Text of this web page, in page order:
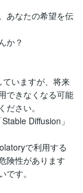
あなたの希望を伝
か？
いますが、将来
できなくなる可能
さい。
Diffusion」
で利用する
険性があります
す。